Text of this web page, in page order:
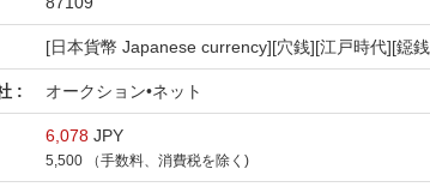
[日本貨幣 Japanese currency][穴銭][江戸時代][鐚
: オークション•ネット
6,078JPY
5,500 （手数料、消費税を除く)